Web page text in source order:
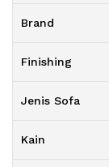
Brand
Finishing
Jenis Sofa
Kain